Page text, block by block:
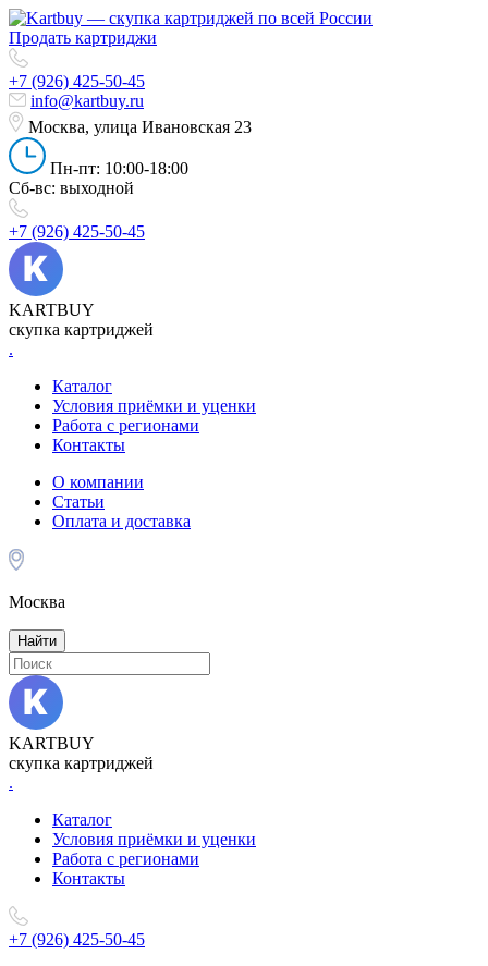
Продать картриджи
+7 (926) 425-50-45
info@kartbuy.ru
Москва, улица Ивановская 23
Пн-пт: 10:00-18:00
Сб-вс: выходной
+7 (926) 425-50-45
KARTBUY
скупка картриджей
.
Каталог
Условия приёмки и уценки
Работа с регионами
Контакты
О компании
Статьи
Оплата и доставка
Москва
Найти
KARTBUY
скупка картриджей
.
Каталог
Условия приёмки и уценки
Работа с регионами
Контакты
+7 (926) 425-50-45